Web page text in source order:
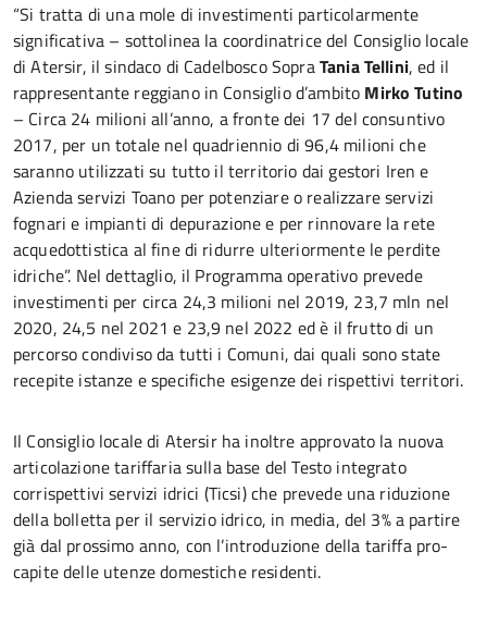
“Si tratta di una mole di investimenti particolarmente
significativa – sottolinea la coordinatrice del Consiglio locale
di Atersir, il sindaco di Cadelbosco SopraTania Tellini, ed il
rappresentante reggiano in Consiglio d’ambito Mirko Tutino
– Circa 24 milioni all’anno, a fronte dei 17 del consuntivo
2017, per un totale nel quadriennio di 96,4 milioni che
saranno utilizzati su tutto il territorio dai gestori Iren e
Azienda servizi Toano per potenziare o realizzare servizi
fognari e impianti di depurazione e per rinnovare la rete
acquedottistica al fine di ridurre ulteriormente le perdite
idriche”. Nel dettaglio, il Programma operativo prevede
investimenti per circa 24,3 milioni nel 2019, 23,7 mln nel
2020, 24,5 nel 2021 e 23,9 nel 2022 ed è il frutto di un
percorso condiviso da tutti i Comuni, dai quali sono state
recepite istanze e specifiche esigenze dei rispettivi territori.
Il Consiglio locale di Atersir ha inoltre approvato la nuova
articolazione tariffaria sulla base del Testo integrato
corrispettivi servizi idrici (Ticsi) che prevede una riduzione
della bolletta per il servizio idrico, in media, del 3% a partire
già dal prossimo anno, con l’introduzione della tariffa pro-
capite delle utenze domestiche residenti.